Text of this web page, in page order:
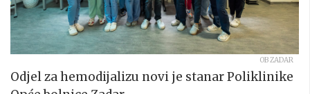
OB ZADAR
Odjel za hemodijalizu novi je stanar Poliklinike